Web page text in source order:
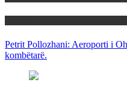
Petrit Pollozhani: Aeroporti i
kombëtarë.